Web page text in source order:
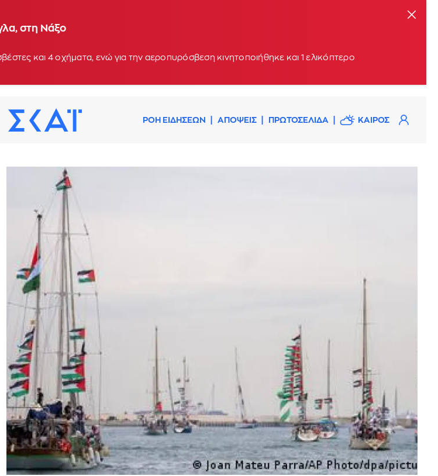
στη Νάξο
και 4 οχήματα, ενώ για την αεροπυρόσβεση κινητοποιήθηκε και 1 ελικόπτερο
ΡΟΗ ΕΙΔΗΣΕΩΝ ΑΠΟΨΕΙΣ ΠΡΩΤΟΣΕΛΙΔΑ ΚΑΙΡΟΣ